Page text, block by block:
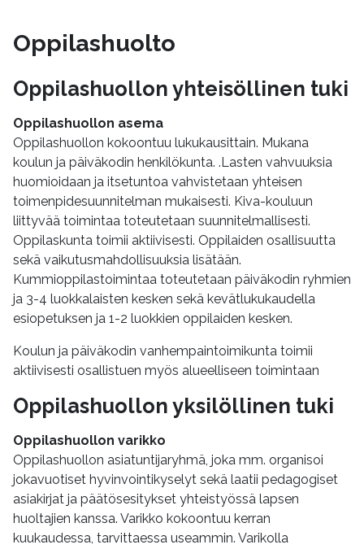
Oppilashuolto
Oppilashuollon yhteisöllinen tuki
Oppilashuollon asema
Oppilashuollon kokoontuu lukukausittain. Mukana
koulun ja päiväkodin henkilökunta. .Lasten vahvuuksia
huomioidaan ja itsetuntoa vahvistetaan yhteisen
toimenpidesuunnitelman mukaisesti. Kiva-kouluun
liittyvää toimintaa toteutetaan suunnitelmallisesti.
Oppilaskunta toimii aktiivisesti. Oppilaiden osallisuutta
sekä vaikutusmahdollisuuksia lisätään.
Kummioppilastoimintaa toteutetaan päiväkodin ryhmien
ja 3-4 luokkalaisten kesken sekä kevätlukukaudella
esiopetuksen ja 1-2 luokkien oppilaiden kesken.
Koulun ja päiväkodin vanhempaintoimikunta toimii
aktiivisesti osallistuen myös alueelliseen toimintaan
Oppilashuollon yksilöllinen tuki
Oppilashuollon varikko
Oppilashuollon asiatuntijaryhmä, joka mm. organisoi
jokavuotiset hyvinvointikyselyt sekä laatii pedagogiset
asiakirjat ja päätösesitykset yhteistyössä lapsen
huoltajien kanssa. Varikko kokoontuu kerran
kuukaudessa, tarvittaessa useammin. Varikolla